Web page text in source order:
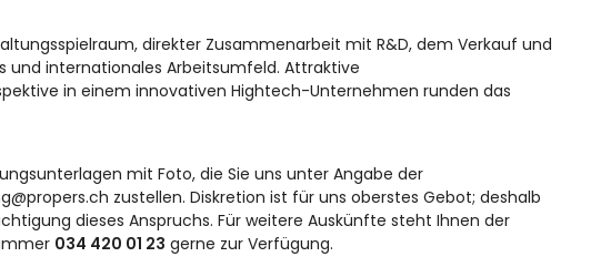
direkter Zusammenarbeit mit R&D, dem Verkauf und
und internationales Arbeitsumfeld. Attraktive
in einem innovativen Hightech-Unternehmen runden das
mit Foto, die Sie uns unter Angabe der
zustellen. Diskretion ist für uns oberstes Gebot; deshalb
dieses Anspruchs. Für weitere Auskünfte steht Ihnen der
034 420 01 23 gerne zur Verfügung.